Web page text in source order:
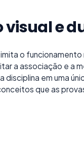
visual e
o
a associação e a
em uma
que as